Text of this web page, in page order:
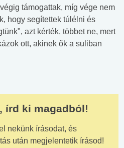
támogattak, míg vége nem
hogy segítettek túlélni és
azt kérték, többet ne, mert
ott, akinek ők a suliban
írd ki magadból!
nekünk írásodat, és
után megjelentetik írásod!